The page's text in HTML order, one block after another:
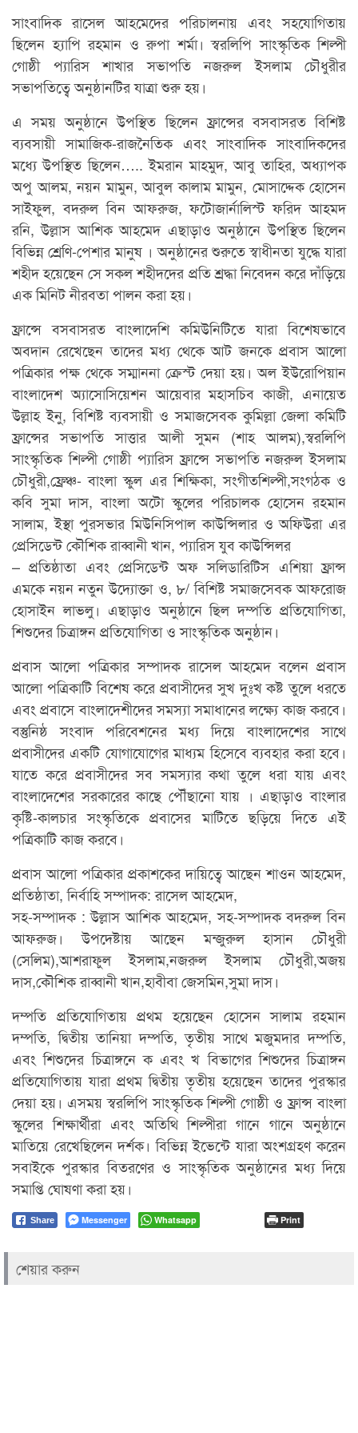
সাংবাদিক রাসেল আহমেদের পরিচালনায় এবং সহযোগিতায়
ছিলেন হ্যাপি রহমান ও রুপা শর্মা। স্বরলিপি সাংস্কৃতিক শিল্পী
গোষ্ঠী প্যারিস শাখার সভাপতি নজরুল ইসলাম চৌধুরীর
সভাপতিত্বে অনুষ্ঠানটির যাত্রা শুরু হয়।
এ সময় অনুষ্ঠানে উপস্থিত ছিলেন ফ্রান্সের বসবাসরত বিশিষ্ট
ব্যবসায়ী সামাজিক-রাজনৈতিক এবং সাংবাদিক সাংবাদিকদের
মধ্যে উপস্থিত ছিলেন….. ইমরান মাহমুদ, আবু তাহির, অধ্যাপক
অপু আলম, নয়ন মামুন, আবুল কালাম মামুন, মোসাদ্দেক হোসেন
সাইফুল, বদরুল বিন আফরুজ, ফটোজার্নালিস্ট ফরিদ আহমদ
রনি, উল্লাস আশিক আহমেদ এছাড়াও অনুষ্ঠানে উপস্থিত ছিলেন
বিভিন্ন শ্রেণি-পেশার মানুষ । অনুষ্ঠানের শুরুতে স্বাধীনতা যুদ্ধে যারা
শহীদ হয়েছেন সে সকল শহীদদের প্রতি শ্রদ্ধা নিবেদন করে দাঁড়িয়ে
এক মিনিট নীরবতা পালন করা হয়।
ফ্রান্সে বসবাসরত বাংলাদেশি কমিউনিটিতে যারা বিশেষভাবে
অবদান রেখেছেন তাদের মধ্য থেকে আট জনকে প্রবাস আলো
পত্রিকার পক্ষ থেকে সম্মাননা ক্রেস্ট দেয়া হয়। অল ইউরোপিয়ান
বাংলাদেশ অ্যাসোসিয়েশন আয়েবার মহাসচিব কাজী, এনায়েত
উল্লাহ ইনু, বিশিষ্ট ব্যবসায়ী ও সমাজসেবক কুমিল্লা জেলা কমিটি
ফ্রান্সের সভাপতি সাত্তার আলী সুমন (শাহ আলম),স্বরলিপি
সাংস্কৃতিক শিল্পী গোষ্ঠী প্যারিস ফ্রান্সে সভাপতি নজরুল ইসলাম
চৌধুরী,ফ্রেঞ্চ- বাংলা স্কুল এর শিক্ষিকা, সংগীতশিল্পী,সংগঠক ও
কবি সুমা দাস, বাংলা অটো স্কুলের পরিচালক হোসেন রহমান
সালাম, ইস্থা পুরসভার মিউনিসিপাল কাউন্সিলার ও অফিউরা এর
প্রেসিডেন্ট কৌশিক রাব্বানী খান, প্যারিস যুব কাউন্সিলর
– প্রতিষ্ঠাতা এবং প্রেসিডেন্ট অফ সলিডারিটিস এশিয়া ফ্রান্স
এমকে নয়ন নতুন উদ্যোক্তা ও, ৮/ বিশিষ্ট সমাজসেবক আফরোজ
হোসাইন লাভলু। এছাড়াও অনুষ্ঠানে ছিল দম্পতি প্রতিযোগিতা,
শিশুদের চিত্রাঙ্গন প্রতিযোগিতা ও সাংস্কৃতিক অনুষ্ঠান।
প্রবাস আলো পত্রিকার সম্পাদক রাসেল আহমেদ বলেন প্রবাস
আলো পত্রিকাটি বিশেষ করে প্রবাসীদের সুখ দুঃখ কষ্ট তুলে ধরতে
এবং প্রবাসে বাংলাদেশীদের সমস্যা সমাধানের লক্ষ্যে কাজ করবে।
বস্তুনিষ্ঠ সংবাদ পরিবেশনের মধ্য দিয়ে বাংলাদেশের সাথে
প্রবাসীদের একটি যোগাযোগের মাধ্যম হিসেবে ব্যবহার করা হবে।
যাতে করে প্রবাসীদের সব সমস্যার কথা তুলে ধরা যায় এবং
বাংলাদেশের সরকারের কাছে পৌঁছানো যায় । এছাড়াও বাংলার
কৃষ্টি-কালচার সংস্কৃতিকে প্রবাসের মাটিতে ছড়িয়ে দিতে এই
পত্রিকাটি কাজ করবে।
প্রবাস আলো পত্রিকার প্রকাশকের দায়িত্বে আছেন শাওন আহমেদ,
প্রতিষ্ঠাতা, নির্বাহি সম্পাদক: রাসেল আহমেদ,
সহ-সম্পাদক : উল্লাস আশিক আহমেদ, সহ-সম্পাদক বদরুল বিন
আফরুজ। উপদেষ্টায় আছেন মন্জুরুল হাসান চৌধুরী
(সেলিম),আশরাফুল ইসলাম,নজরুল ইসলাম চৌধুরী,অজয়
দাস,কৌশিক রাব্বানী খান,হাবীবা জেসমিন,সুমা দাস।
দম্পতি প্রতিযোগিতায় প্রথম হয়েছেন হোসেন সালাম রহমান
দম্পতি, দ্বিতীয় তানিয়া দম্পতি, তৃতীয় সাথে মজুমদার দম্পতি,
এবং শিশুদের চিত্রাঙ্গনে ক এবং খ বিভাগের শিশুদের চিত্রাঙ্গন
প্রতিযোগিতায় যারা প্রথম দ্বিতীয় তৃতীয় হয়েছেন তাদের পুরস্কার
দেয়া হয়। এসময় স্বরলিপি সাংস্কৃতিক শিল্পী গোষ্ঠী ও ফ্রান্স বাংলা
স্কুলের শিক্ষার্থীরা এবং অতিথি শিল্পীরা গানে গানে অনুষ্ঠানে
মাতিয়ে রেখেছিলেন দর্শক। বিভিন্ন ইভেন্টে যারা অংশগ্রহণ করেন
সবাইকে পুরস্কার বিতরণের ও সাংস্কৃতিক অনুষ্ঠানের মধ্য দিয়ে
সমাপ্তি ঘোষণা করা হয়।
Share Messenger Whatsapp Print
শেয়ার করুন